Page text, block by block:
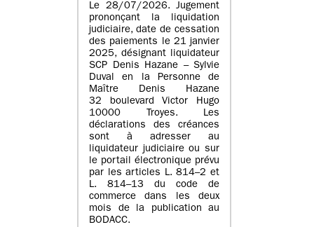
Le 28/07/2026. Jugement
prononçant la liquidation
judiciaire, date de cessation
des paiements le 21 janvier
2025, désignant liquidateur
SCP Denis Hazane – Sylvie
Duval en la Personne de
Maître Denis Hazane
32 boulevard Victor Hugo
10000 Troyes. Les
déclarations des créances
sont à adresser au
liquidateur judiciaire ou sur
le portail électronique prévu
par les articles L. 814–2 et
L. 814–13 du code de
commerce dans les deux
mois de la publication au
BODACC.